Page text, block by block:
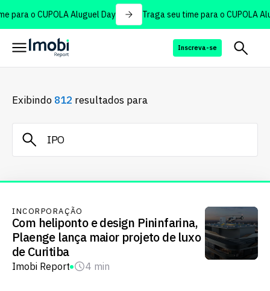
para o CUPOLA Aluguel Day Traga seu time para o CUPOLA
Inscreva-se
Exibindo 812 resultados para
INCORPORAÇÃO
Com heliponto e design Pininfarina,
Plaenge lança maior projeto de luxo
de Curitiba
Imobi Report 4 min